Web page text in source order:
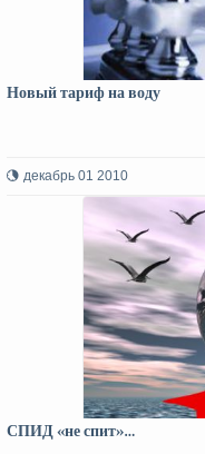
Новый тариф на воду
декабрь 01 2010
СПИД «не спит»…